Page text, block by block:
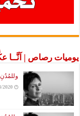
يوميات رصاص | آنَّــا
2020